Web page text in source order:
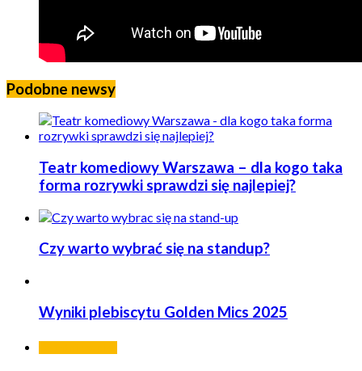
Podobne newsy
Teatr komediowy Warszawa – dla kogo taka
forma rozrywki sprawdzi się najlepiej?
Czy warto wybrać się na standup?
Wyniki plebiscytu Golden Mics 2025